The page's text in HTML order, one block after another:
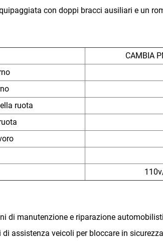
con doppi bracci ausiliari e un
CAMBIA
ruota
di manutenzione e riparazione
assistenza veicoli per bloccare in